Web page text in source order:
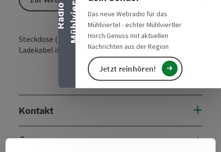
R
a
d
i
o
M
ü
h
l
v
i
e
r
t
e l
Das neue Webradio für das
Mühlviertel - echter Mühlviertler
Horch.Genuss mit aktuellen
Nachrichten aus der Region
Jetzt reinhören!
Steckdose (220 Volt) zum Aufladen ist vorhanden.
Ladekabel ist selbst mitzubringen.
Kontakt
Öffnungszeiten